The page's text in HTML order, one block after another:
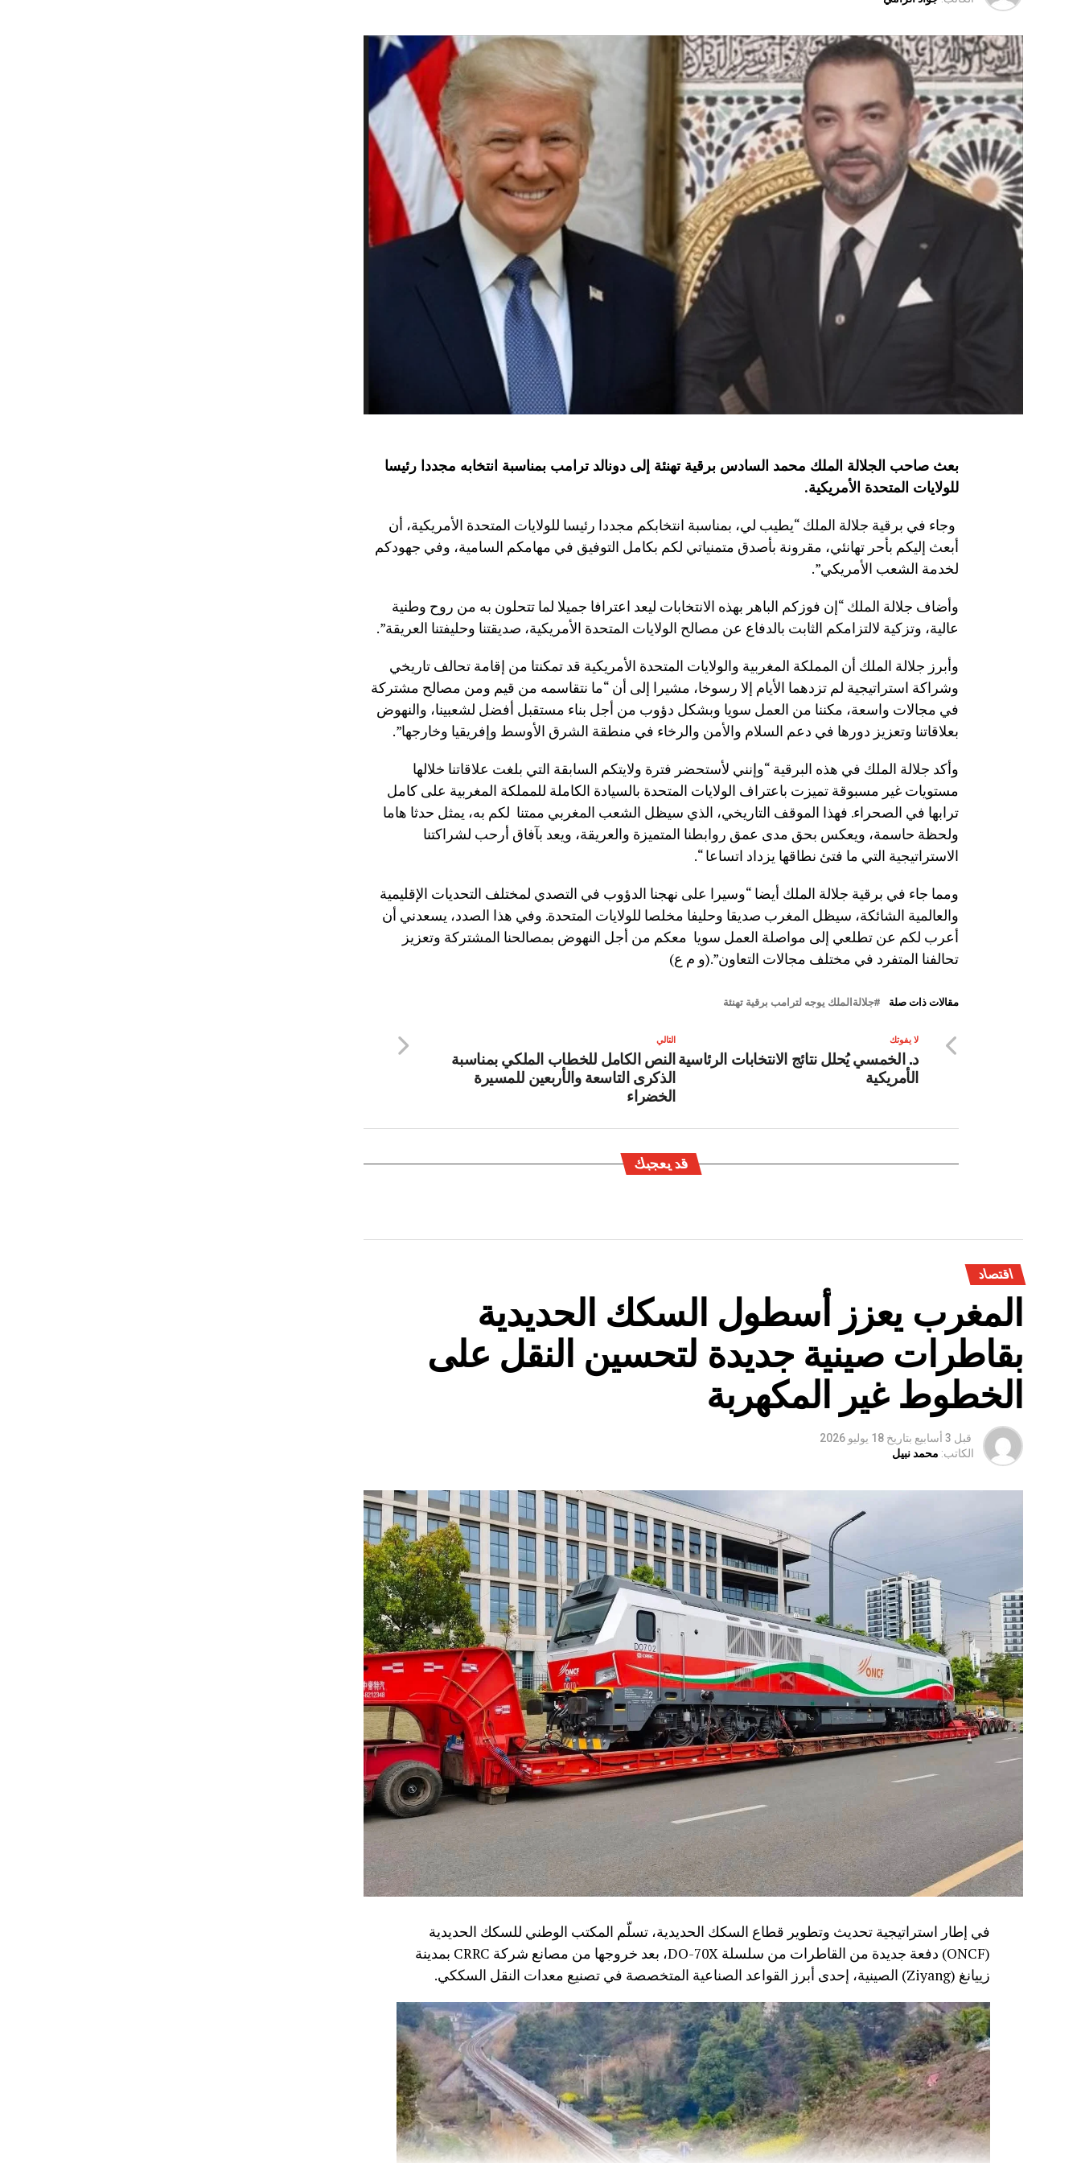
بعث صاحب الجلالة الملك محمد السادس برقية تهنئة إلى دونالد ترامب بمناسبة انتخابه مجددا رئيسا
للولايات المتحدة الأمريكية.
وجاء في برقية جلالة الملك “يطيب لي، بمناسبة انتخابكم مجددا رئيسا للولايات المتحدة الأمريكية، أن
أبعث إليكم بأحر تهانئي، مقرونة بأصدق متمنياتي لكم بكامل التوفيق في مهامكم السامية، وفي جهودكم
لخدمة الشعب الأمريكي”.
وأضاف جلالة الملك “إن فوزكم الباهر بهذه الانتخابات ليعد اعترافا جميلا لما تتحلون به من روح وطنية
عالية، وتزكية لالتزامكم الثابت بالدفاع عن مصالح الولايات المتحدة الأمريكية، صديقتنا وحليفتنا العريقة”.
وأبرز جلالة الملك أن المملكة المغربية والولايات المتحدة الأمريكية قد تمكنتا من إقامة تحالف تاريخي
وشراكة استراتيجية لم تزدهما الأيام إلا رسوخا، مشيرا إلى أن “ما نتقاسمه من قيم ومن مصالح مشتركة
في مجالات واسعة، مكننا من العمل سويا وبشكل دؤوب من أجل بناء مستقبل أفضل لشعبينا، والنهوض
بعلاقاتنا وتعزيز دورها في دعم السلام والأمن والرخاء في منطقة الشرق الأوسط وإفريقيا وخارجها”.
وأكد جلالة الملك في هذه البرقية “وإنني لأستحضر فترة ولايتكم السابقة التي بلغت علاقاتنا خلالها
مستويات غير مسبوقة تميزت باعتراف الولايات المتحدة بالسيادة الكاملة للمملكة المغربية على كامل
ترابها في الصحراء. فهذا الموقف التاريخي، الذي سيظل الشعب المغربي ممتنا لكم به، يمثل حدثا هاما
ولحظة حاسمة، ويعكس بحق مدى عمق روابطنا المتميزة والعريقة، ويعد بآفاق أرحب لشراكتنا
الاستراتيجية التي ما فتئ نطاقها يزداد اتساعا “.
ومما جاء في برقية جلالة الملك أيضا “وسيرا على نهجنا الدؤوب في التصدي لمختلف التحديات الإقليمية
والعالمية الشائكة، سيظل المغرب صديقا وحليفا مخلصا للولايات المتحدة. وفي هذا الصدد، يسعدني أن
أعرب لكم عن تطلعي إلى مواصلة العمل سويا معكم من أجل النهوض بمصالحنا المشتركة وتعزيز
تحالفنا المتفرد في مختلف مجالات التعاون”.(و م ع)
مقالات ذات صلة جلالةالملك يوجه لترامب برقية تهنئة
التالي
النص الكامل للخطاب الملكي بمناسبة
الذكرى التاسعة والأربعين للمسيرة
الخضراء
لا يفوتك
د. الخمسي يُحلل نتائج الانتخابات الرئاسية
الأمريكية
قد يعجبك
اقتصاد
المغرب يعزز أسطول السكك الحديدية
بقاطرات صينية جديدة لتحسين النقل على
الخطوط غير المكهربة
قبل 3 أسابيع بتاريخ 18 يوليو 2026
الكاتب: محمد نبيل
في إطار استراتيجية تحديث وتطوير قطاع السكك الحديدية، تسلّم المكتب الوطني للسكك الحديدية
(ONCF) دفعة جديدة من القاطرات من سلسلة DO-70X، بعد خروجها من مصانع شركة CRRC بمدينة
زييانغ (Ziyang) الصينية، إحدى أبرز القواعد الصناعية المتخصصة في تصنيع معدات النقل السككي.